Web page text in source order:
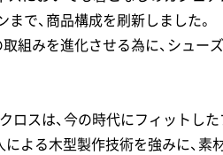
で、商品構成を刷新しました。
組みを進化させる為に、シュー
スは、今の時代にフィットし
よる木型製作技術を強みに、素